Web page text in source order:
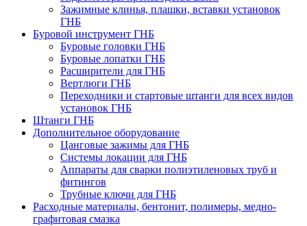
Зажимные клинья, плашки, вставки установок
ГНБ
Буровой инструмент ГНБ
Буровые головки ГНБ
Буровые лопатки ГНБ
Расширители для ГНБ
Вертлюги ГНБ
Переходники и стартовые штанги для всех видов
установок ГНБ
Штанги ГНБ
Дополнительное оборудование
Цанговые зажимы для ГНБ
Системы локации для ГНБ
Аппараты для сварки полиэтиленовых труб и
фитингов
Трубные ключи для ГНБ
Расходные материалы, бентонит, полимеры, медно-
графитовая смазка